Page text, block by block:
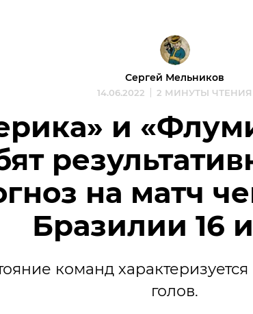
Сергей Мельников
14.06.2022 2 МИНУТЫ ЧТЕНИЯ
и
на матч
Бразилии 16
команд
голов.